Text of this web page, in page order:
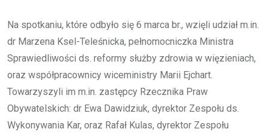
Na spotkaniu, które odbyło się 6 marca br., wzięli udział m.in.
dr Marzena Ksel-Teleśnicka, pełnomocniczka Ministra
Sprawiedliwości ds. reformy służby zdrowia w więzieniach,
oraz współpracownicy wiceministry Marii Ejchart.
Towarzyszyli im m.in. zastępcy Rzecznika Praw
Obywatelskich: dr Ewa Dawidziuk, dyrektor Zespołu ds.
Wykonywania Kar, oraz Rafał Kulas, dyrektor Zespołu